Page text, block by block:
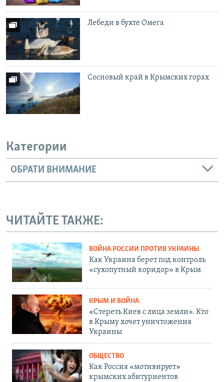
Лебеди в бухте Омега
Сосновый край в Крымских горах
Категории
ОБРАТИ ВНИМАНИЕ
ЧИТАЙТЕ ТАКЖЕ:
ВОЙНА РОССИИ ПРОТИВ УКРАИНЫ
Как Украина берет под контроль
«сухопутный коридор» в Крым
КРЫМ И ВОЙНА
«Стереть Киев с лица земли». Кто
в Крыму хочет уничтожения
Украины
ОБЩЕСТВО
Как Россия «мотивирует»
крымских абитуриентов